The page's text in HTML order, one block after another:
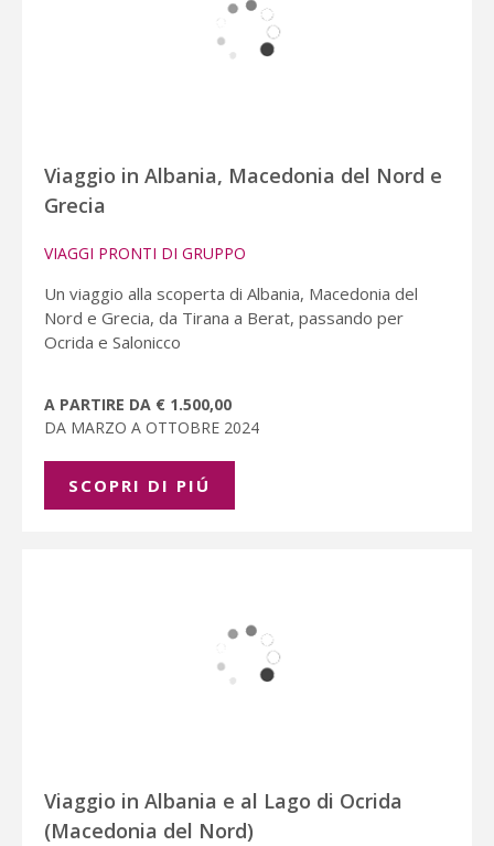
Viaggio in Albania, Macedonia del Nord e
Grecia
VIAGGI PRONTI DI GRUPPO
Un viaggio alla scoperta di Albania, Macedonia del
Nord e Grecia, da Tirana a Berat, passando per
Ocrida e Salonicco
A PARTIRE DA € 1.500,00
DA MARZO A OTTOBRE 2024
SCOPRI DI PIÚ
Viaggio in Albania e al Lago di Ocrida
(Macedonia del Nord)